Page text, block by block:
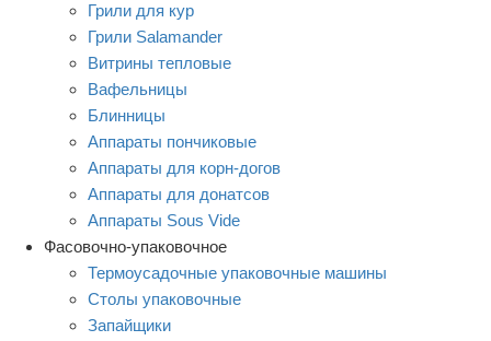
Грили для кур
Грили Salamander
Витрины тепловые
Вафельницы
Блинницы
Аппараты пончиковые
Аппараты для корн-догов
Аппараты для донатсов
Аппараты Sous Vide
Фасовочно-упаковочное
Термоусадочные упаковочные машины
Столы упаковочные
Запайщики